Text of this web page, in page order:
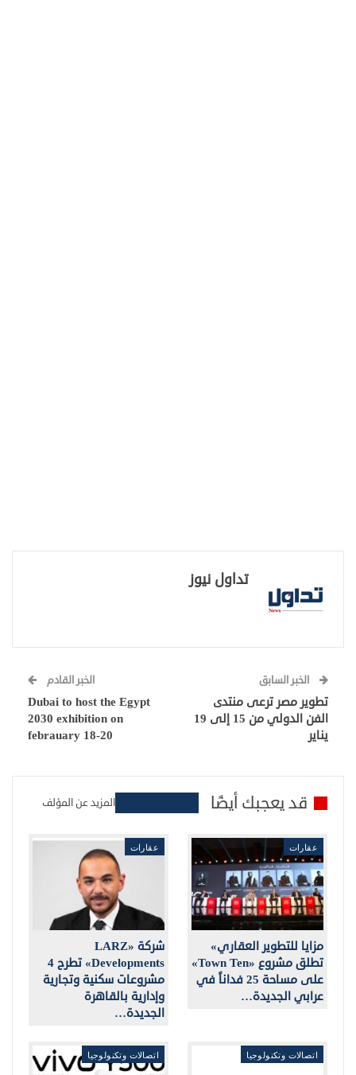
تداول نيوز
الخبر السابق
تطوير مصر ترعى منتدى
الفن الدولي من 15 إلى 19
يناير
الخبر القادم
Dubai to host the Egypt
2030 exhibition on
febrauary 18-20
قد يعجبك أيضًا المزيد عن المؤلف
عقارات
مزايا للتطوير العقاري»
تطلق مشروع «Town Ten»
على مساحة 25 فداناً في
عرابي الجديدة…
عقارات
شركة «LARZ
Developments» تطرح 4
مشروعات سكنية وتجارية
وإدارية بالقاهرة
الجديدة…
اتصالات وتكنولوجيا اتصالات وتكنولوجيا